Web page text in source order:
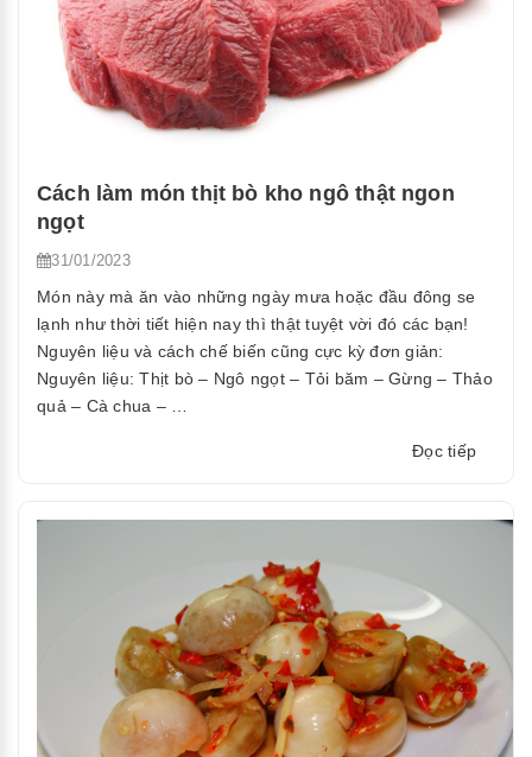
Cách làm món thịt bò kho ngô thật ngon
ngọt
31/01/2023
Món này mà ăn vào những ngày mưa hoặc đầu đông se
lạnh như thời tiết hiện nay thì thật tuyệt vời đó các bạn!
Nguyên liệu và cách chế biến cũng cực kỳ đơn giản:
Nguyên liệu: Thịt bò – Ngô ngọt – Tỏi băm – Gừng – Thảo
quả – Cà chua – …
Đọc tiếp“Cách
ngon
ngọt”